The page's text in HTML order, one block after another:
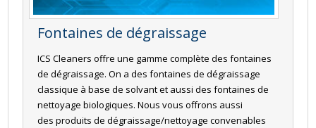
Fontaines de dégraissage
ICS Cleaners offre une gamme complète des fontaines
de dégraissage. On a des fontaines de dégraissage
classique à base de solvant et aussi des fontaines de
nettoyage biologiques. Nous vous offrons aussi
des produits de dégraissage/nettoyage convenables